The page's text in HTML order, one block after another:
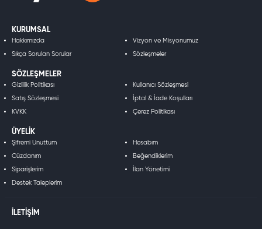
KURUMSAL
Hakkımızda Vizyon ve Misyonumuz
Sıkça Sorulan Sorular Sözleşmeler
SÖZLEŞMELER
Gizlilik Politikası Kullanıcı Sözleşmesi
Satış Sözleşmesi İptal & İade Koşulları
KVKK Çerez Politikası
ÜYELIK
Şifremi Unuttum Hesabım
Cüzdanım Beğendiklerim
Siparişlerim İlan Yönetimi
Destek Taleplerim
İLETIŞIM